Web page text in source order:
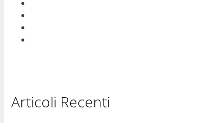
Articoli Recenti